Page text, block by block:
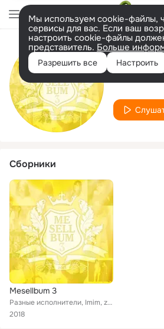
Мы используем cookie-файлы,
сервисы для вас. Если ваш
настроить cookie-файлы
представитель. Больше
Разрешить все Настроить
Сборники
Mesellbum 3
Разные исполнители, Imim, zanpa, Tsubame Sumikawa, Misato Koiede, Yukawayuka, Yuri Takahashi, Shimamo, Chie Suzuki, Anri, Yuri M...
2018